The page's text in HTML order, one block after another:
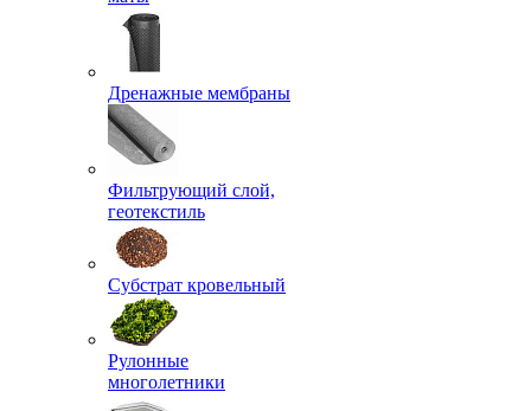
Дренажные мембраны
Фильтрующий слой,
геотекстиль
Субстрат кровельный
Рулонные
многолетники